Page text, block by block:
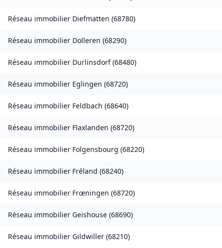
Réseau immobilier Diefmatten (68780)
Réseau immobilier Dolleren (68290)
Réseau immobilier Durlinsdorf(68480)
Réseau immobilier Eglingen (68720)
Réseau immobilier Feldbach (68640)
Réseau immobilier Flaxlanden (68720)
Réseau immobilier Folgensbourg (68220)
Réseau immobilier Fréland (68240)
Réseau immobilier Frœningen (68720)
Réseau immobilier Geishouse (68690)
Réseau immobilier Gildwiller (68210)